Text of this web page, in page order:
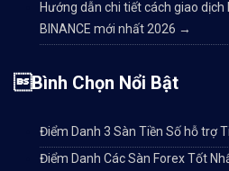
Hướng dẫn chi tiết cách giao
BINANCE mới nhất 2026 →
Bình Chọn Nổi Bật
Điểm Danh 3 Sàn Tiền Số hỗ trợ
Điểm Danh Các Sàn Forex Tốt